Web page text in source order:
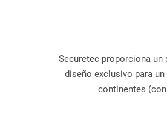
Securetec proporciona
diseño exclusivo para
continentes